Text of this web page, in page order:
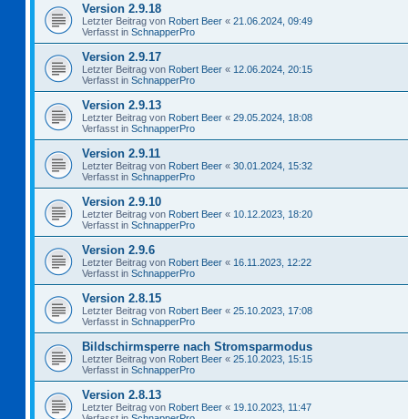
Version 2.9.18
Letzter Beitrag von Robert Beer « 21.06.2024, 09:49
Verfasst in SchnapperPro
Version 2.9.17
Letzter Beitrag von Robert Beer « 12.06.2024, 20:15
Verfasst in SchnapperPro
Version 2.9.13
Letzter Beitrag von Robert Beer « 29.05.2024, 18:08
Verfasst in SchnapperPro
Version 2.9.11
Letzter Beitrag von Robert Beer « 30.01.2024, 15:32
Verfasst in SchnapperPro
Version 2.9.10
Letzter Beitrag von Robert Beer « 10.12.2023, 18:20
Verfasst in SchnapperPro
Version 2.9.6
Letzter Beitrag von Robert Beer « 16.11.2023, 12:22
Verfasst in SchnapperPro
Version 2.8.15
Letzter Beitrag von Robert Beer « 25.10.2023, 17:08
Verfasst in SchnapperPro
Bildschirmsperre nach Stromsparmodus
Letzter Beitrag von Robert Beer « 25.10.2023, 15:15
Verfasst in SchnapperPro
Version 2.8.13
Letzter Beitrag von Robert Beer « 19.10.2023, 11:47